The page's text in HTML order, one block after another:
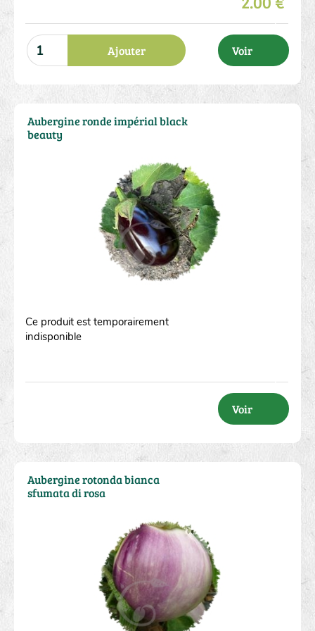
Ajouter Voir
Ce produit est temporairement
indisponible
Voir
Aubergine ronde impérial black
beauty
Aubergine rotonda bianca
sfumata di rosa